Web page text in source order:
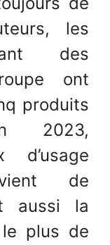
les
des
ont
produits
2023,
d’usage
de
aussi la
plus de